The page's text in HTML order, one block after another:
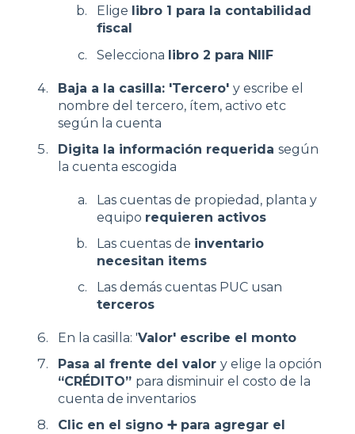
Elige libro 1 para la contabilidad
fiscal
Selecciona libro 2 para NIIF
Baja a la casilla: 'Tercero' y escribe el
nombre del tercero, ítem, activo etc
según la cuenta
Digita la información requerida según
la cuenta escogida
Las cuentas de propiedad, planta y
equipo requieren activos
Las cuentas de inventario
necesitan items
Las demás cuentas PUC usan
terceros
En la casilla: 'Valor' escribe el monto
Pasa al frente del valor y elige la opción
“CRÉDITO” para disminuir el costo de la
cuenta de inventarios
Clic en el signo ➕ para agregar el